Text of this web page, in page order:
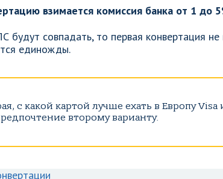
взимается комиссия банка от 1 до
будут совпадать, то первая конвертация не
единожды.
с какой картой лучше ехать в Европу
второму варианту.